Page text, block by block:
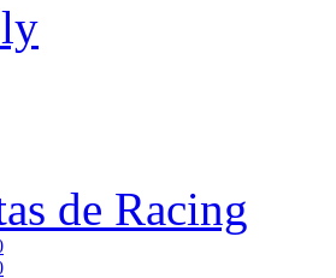
de Racing